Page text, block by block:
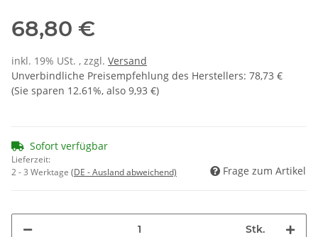
68,80 €
inkl. 19% USt. , zzgl. Versand
Unverbindliche Preisempfehlung des Herstellers: 78,73 €
(Sie sparen 12.61%, also 9,93 €)
Sofort verfügbar
Lieferzeit:
2 - 3 Werktage (DE - Ausland abweichend) Frage zum Artikel
Stk.